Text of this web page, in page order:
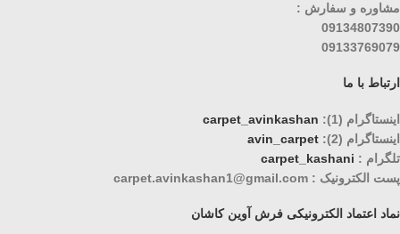
مشاوره و سفارش :
09134807390
09133769079
ارتباط با ما
اینستاگرام (1):
carpet_avinkashan
اینستاگرام (2):
avin_carpet
تلگرام : carpet_kashani
پست الکترونیک : carpet.avinkashan1@gmail.com
نماد اعتماد الکترونیکی فرش آوین کاشان